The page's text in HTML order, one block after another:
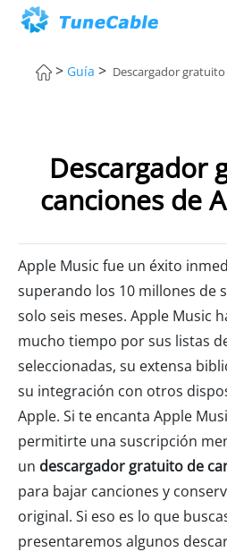
> Guía > Descargador
Descargador
canciones de
Apple Music fue un éxito
superando los 10 millones de
solo seis meses. Apple Music
mucho tiempo por sus listas
seleccionadas, su extensa
su integración con otros
Apple. Si te encanta Apple
permitirte una suscripción
un descargador gratuito de
para bajar canciones y
original. Si eso es lo que
presentaremos algunos